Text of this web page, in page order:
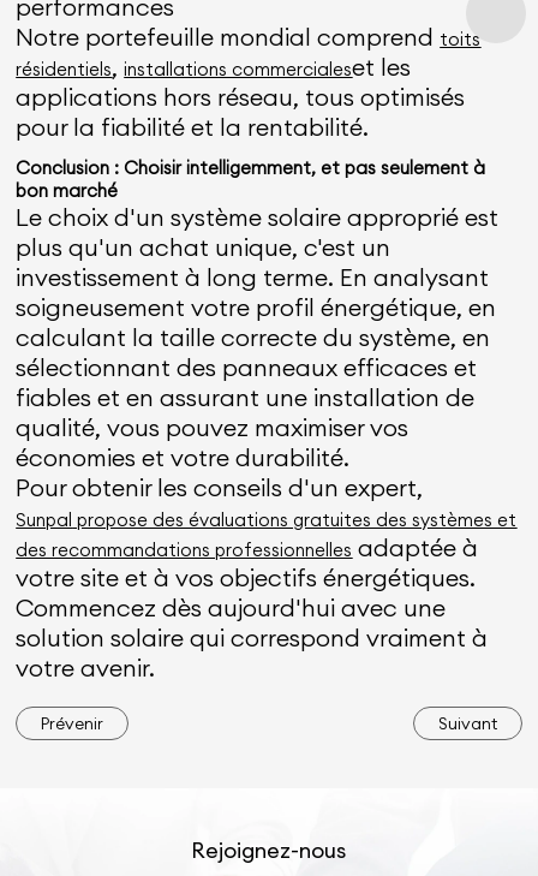
performances
Notre portefeuille mondial comprend toits
résidentiels,installations commercialeset les
applications hors réseau, tous optimisés
pour la fiabilité et la rentabilité.
Conclusion : Choisir intelligemment, et pas seulement à
bon marché
Le choix d'un système solaire approprié est
plus qu'un achat unique, c'est un
investissement à long terme. En analysant
soigneusement votre profil énergétique, en
calculant la taille correcte du système, en
sélectionnant des panneaux efficaces et
fiables et en assurant une installation de
qualité, vous pouvez maximiser vos
économies et votre durabilité.
Pour obtenir les conseils d'un expert,
Sunpal propose des évaluations gratuites des systèmes et
des recommandations professionnelles adaptée à
votre site et à vos objectifs énergétiques.
Commencez dès aujourd'hui avec une
solution solaire qui correspond vraiment à
votre avenir.
Prévenir Suivant
Rejoignez-nous